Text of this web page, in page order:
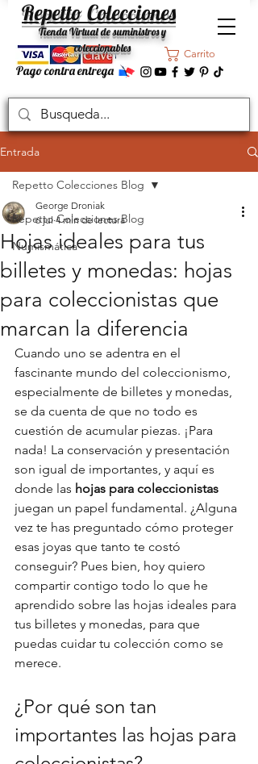
Carrito
Pago contra entrega
Repetto Colecciones
Tienda Virtual de suministros y
coleccionables
Entrada
Repetto Colecciones Blog
Numismática
Repetto Colecciones Blog
Hojas ideales para tus
billetes y monedas: hojas
para coleccionistas que
marcan la diferencia
George Droniak
6 jul 4 min de lectura
Cuando uno se adentra en el
fascinante mundo del coleccionismo,
especialmente de billetes y monedas,
se da cuenta de que no todo es
cuestión de acumular piezas. ¡Para
nada! La conservación y presentación
son igual de importantes, y aquí es
donde las hojas para coleccionistas
juegan un papel fundamental. ¿Alguna
vez te has preguntado cómo proteger
esas joyas que tanto te costó
conseguir? Pues bien, hoy quiero
compartir contigo todo lo que he
aprendido sobre las hojas ideales para
tus billetes y monedas, para que
puedas cuidar tu colección como se
merece.
¿Por qué son tan
importantes las hojas para